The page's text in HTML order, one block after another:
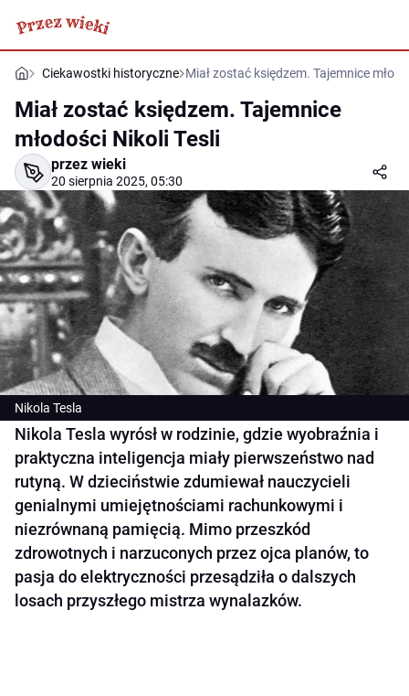
Ciekawostki historyczne Miał zostać księdzem. Tajemnice
Miał zostać księdzem. Tajemnice
młodości Nikoli Tesli
przez wieki
20 sierpnia 2025, 05:30
Nikola Tesla
Nikola Tesla wyrósł w rodzinie, gdzie wyobraźnia i
praktyczna inteligencja miały pierwszeństwo nad
rutyną. W dzieciństwie zdumiewał nauczycieli
genialnymi umiejętnościami rachunkowymi i
niezrównaną pamięcią. Mimo przeszkód
zdrowotnych i narzuconych przez ojca planów, to
pasja do elektryczności przesądziła o dalszych
losach przyszłego mistrza wynalazków.